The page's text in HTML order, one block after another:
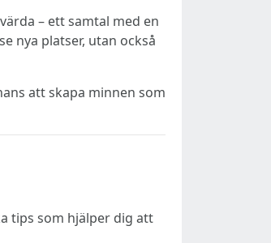
– ett samtal med en
nya platser, utan också
att skapa minnen som
tips som hjälper dig att